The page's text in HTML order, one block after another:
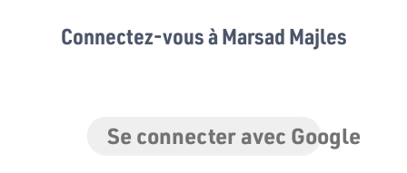
Connectez-vous à Marsad Majles
Se connecter avec Google